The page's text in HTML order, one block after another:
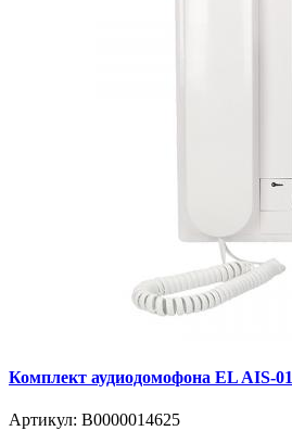
Комплект аудиодомофона EL AIS-01
Артикул: В0000014625